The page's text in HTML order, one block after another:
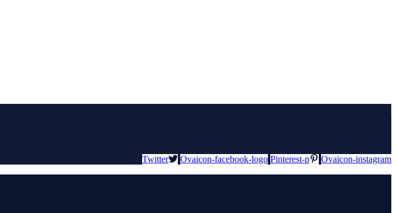
Twitter Ovaicon-facebook-logo Pinterest-p Ovaicon-instagram